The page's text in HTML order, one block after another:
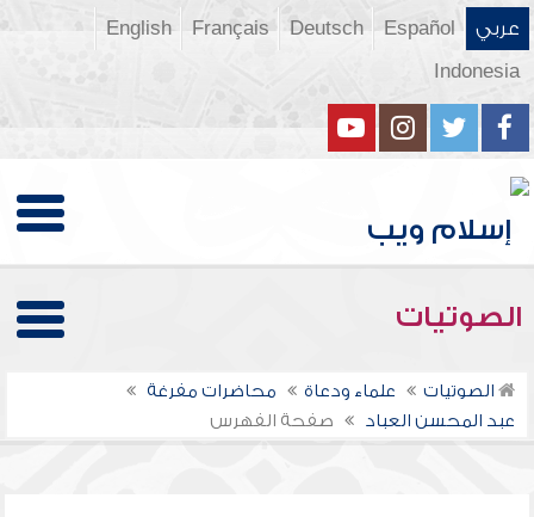
عربي Español
Deutsch
Français
English
Indonesia
الصوتيات
الصوتيات علماء ودعاة
محاضرات مفرغة
عبد المحسن العباد
صفحة الفهرس